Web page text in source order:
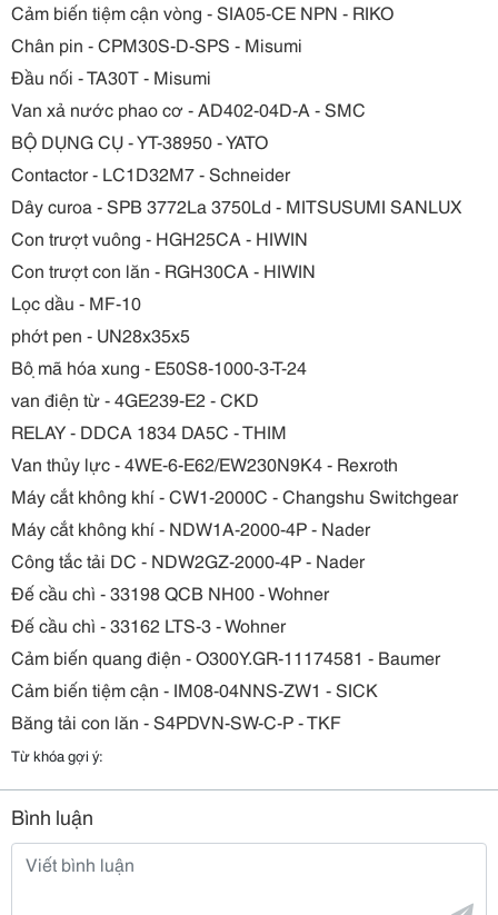
Cảm biến tiệm cận vòng - SIA05-CE NPN - RIKO
Chân pin - CPM30S-D-SPS - Misumi
Đầu nối - TA30T - Misumi
Van xả nước phao cơ - AD402-04D-A - SMC
BỘ DỤNG CỤ - YT-38950 - YATO
Contactor - LC1D32M7 - Schneider
Dây curoa - SPB 3772La 3750Ld - MITSUSUMI SANLUX
Con trượt vuông - HGH25CA - HIWIN
Con trượt con lăn - RGH30CA - HIWIN
Lọc dầu - MF-10
phớt pen - UN28x35x5
Bộ mã hóa xung - E50S8-1000-3-T-24
van điện từ - 4GE239-E2 - CKD
RELAY - DDCA 1834 DA5C - THIM
Van thủy lực - 4WE-6-E62/EW230N9K4 - Rexroth
Máy cắt không khí - CW1-2000C - Changshu Switchgear
Máy cắt không khí - NDW1A-2000-4P - Nader
Công tắc tải DC - NDW2GZ-2000-4P - Nader
Đế cầu chì - 33198 QCB NH00 - Wohner
Đế cầu chì - 33162 LTS-3 - Wohner
Cảm biến quang điện - O300Y.GR-11174581 - Baumer
Cảm biến tiệm cận - IM08-04NNS-ZW1 - SICK
Băng tải con lăn - S4PDVN-SW-C-P - TKF
Từ khóa gợi ý:
Bình luận